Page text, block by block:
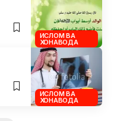
ИСЛОМ ВА
ХОНАВОДА
ИСЛОМ ВА
ХОНАВОДА